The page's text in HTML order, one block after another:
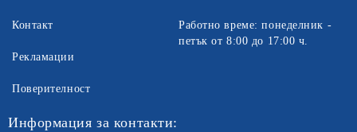
Контакт
Рекламации
Поверителност
Работно време: понеделник -
петък от 8:00 до 17:00 ч.
Информация за контакти: